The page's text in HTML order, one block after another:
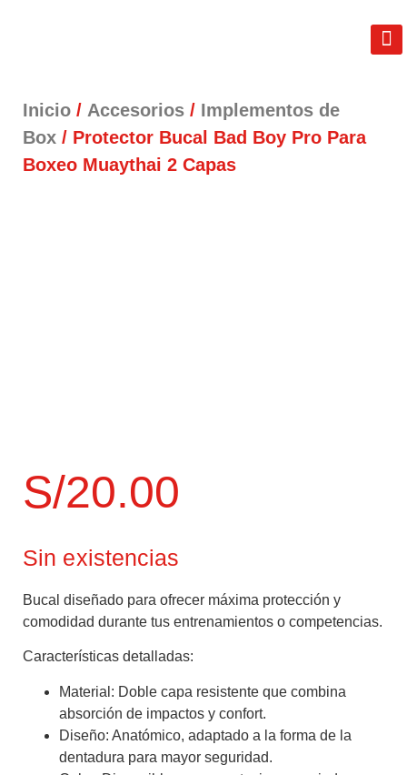
Inicio / Accesorios / Implementos de
Box / Protector Bucal Bad Boy Pro Para
Boxeo Muaythai 2 Capas
S/20.00
Sin existencias
Bucal diseñado para ofrecer máxima protección y
comodidad durante tus entrenamientos o competencias.
Características detalladas:
Material: Doble capa resistente que combina
absorción de impactos y confort.
Diseño: Anatómico, adaptado a la forma de la
dentadura para mayor seguridad.